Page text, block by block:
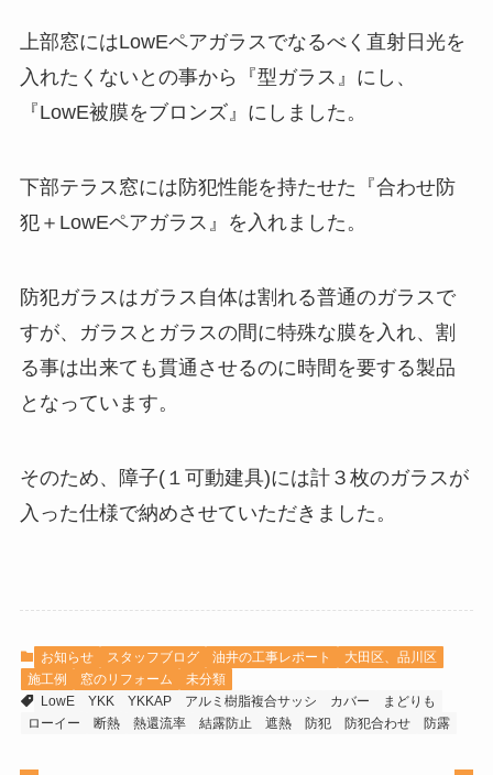
上部窓にはLowEペアガラスでなるべく直射日光を
入れたくないとの事から『型ガラス』にし、
『LowE被膜をブロンズ』にしました。
下部テラス窓には防犯性能を持たせた『合わせ防
犯＋LowEペアガラス』を入れました。
防犯ガラスはガラス自体は割れる普通のガラスで
すが、ガラスとガラスの間に特殊な膜を入れ、割
る事は出来ても貫通させるのに時間を要する製品
となっています。
そのため、障子(１可動建具)には計３枚のガラスが
入った仕様で納めさせていただきました。
お知らせ スタッフブログ 油井の工事レポート
大田区、品川区
施工例
窓のリフォーム
未分類
LowE
YKK YKKAP アルミ樹脂複合サッシ カバー
まどりも
ローイー
断熱 熱還流率 結露防止 遮熱 防犯 防犯合わせ 防露